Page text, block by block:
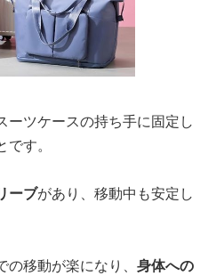
ーツケースの持ち手に固定し
す。
ーブがあり、移動中も安定し
移動が楽になり、 身体への